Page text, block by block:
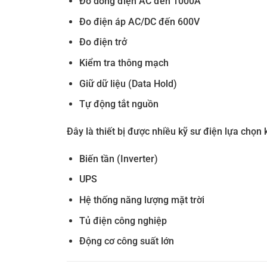
Đo điện áp AC/DC đến 600V
Đo điện trở
Kiểm tra thông mạch
Giữ dữ liệu (Data Hold)
Tự động tắt nguồn
Đây là thiết bị được nhiều kỹ sư điện lựa chọn
Biến tần (Inverter)
UPS
Hệ thống năng lượng mặt trời
Tủ điện công nghiệp
Động cơ công suất lớn